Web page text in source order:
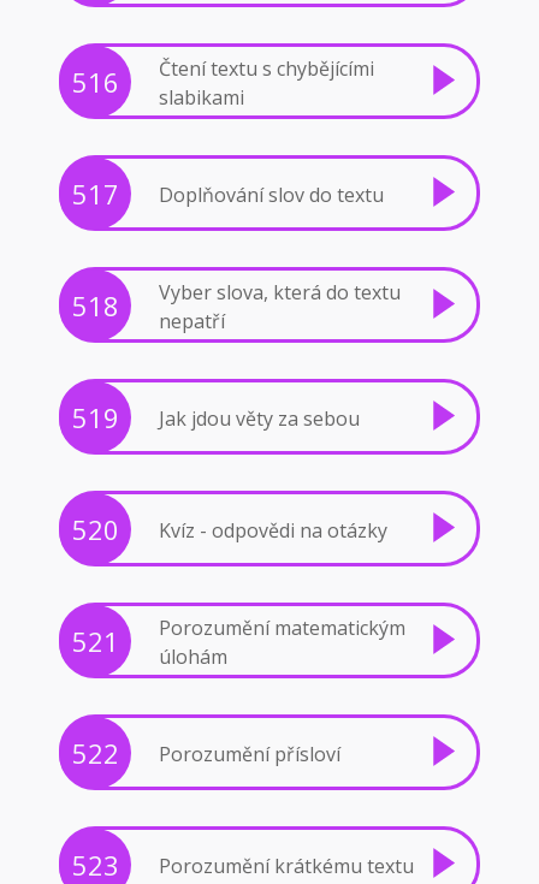
516
Čtení textu s chybějícími
slabikami
517 Doplňování slov do textu
518
Vyber slova, která do textu
nepatří
519 Jak jdou věty za sebou
520 Kvíz - odpovědi na otázky
521
Porozumění matematickým
úlohám
522 Porozumění přísloví
523 Porozumění krátkému textu